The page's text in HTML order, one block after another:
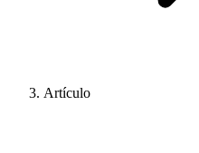
Artículo